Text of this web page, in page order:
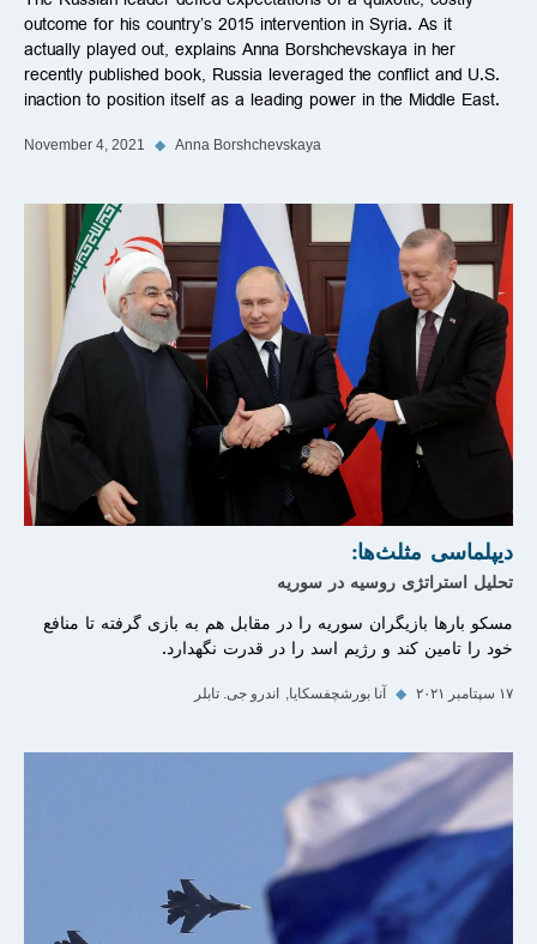
outcome for his country’s 2015 intervention in Syria. As it
actually played out, explains Anna Borshchevskaya in her
recently published book, Russia leveraged the conflict and U.S.
inaction to position itself as a leading power in the Middle East.
November 4, 2021 ◆ Anna Borshchevskaya
دیپلماسی مثلث‌ها:
تحلیل استراتژی روسیه در سوریه
مسکو بارها بازیگران سوریه را در مقابل هم به بازی گرفته تا منافع
خود را تامین کند و رژیم اسد را در قدرت نگهدارد.
۱۷ سپتامبر ۲۰۲۱ ◆ آنا بورشچفسکایا اندرو جی. تابلر